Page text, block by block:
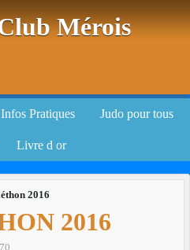
Mérois
Infos Pratiques Judo pour tous
Livre d or
2016
2016